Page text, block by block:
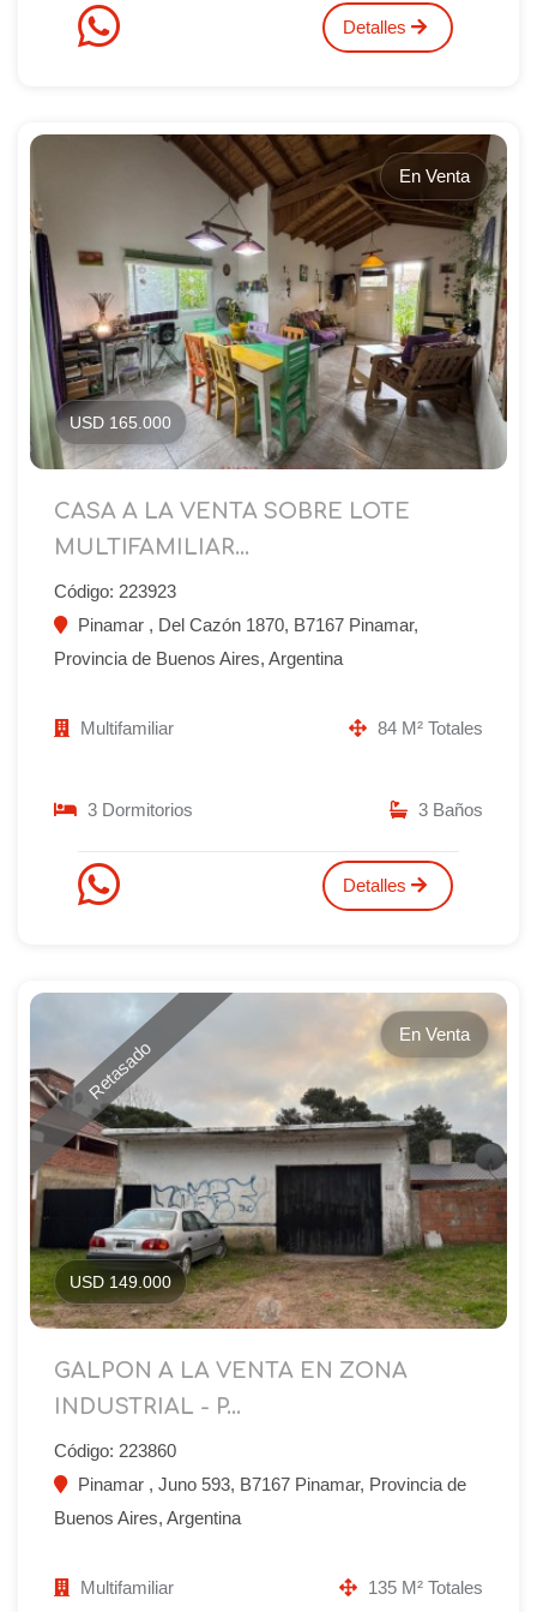
Detalles
En Venta
USD 165.000
CASA A LA VENTA SOBRE LOTE
MULTIFAMILIAR...
Código: 223923
Pinamar , Del Cazón 1870, B7167 Pinamar,
Provincia de Buenos Aires, Argentina
Multifamiliar 84 M² Totales
3 Dormitorios 3 Baños
Detalles
Retasado
En Venta
USD 149.000
GALPON A LA VENTA EN ZONA
INDUSTRIAL - P...
Código: 223860
Pinamar , Juno 593, B7167 Pinamar, Provincia de
Buenos Aires, Argentina
Multifamiliar 135 M² Totales